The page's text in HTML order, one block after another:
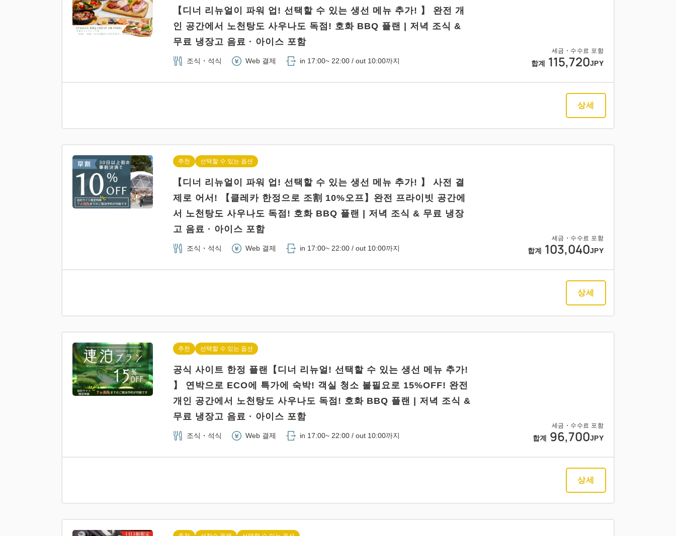
세금・수수료 포함
합계 115,720JPY
【디너 리뉴얼이 파워 업! 선택할 수 있는 생선 메뉴 추가! 】 완전 개
인 공간에서 노천탕도 사우나도 독점! 호화 BBQ 플랜 | 저녁 조식 &
무료 냉장고 음료 · 아이스 포함
조식・석식 Web 결제 in 17:00~ 22:00 / out 10:00까지
상세
세금・수수료 포함
합계 103,040JPY
추천 선택할 수 있는 옵션
【디너 리뉴얼이 파워 업! 선택할 수 있는 생선 메뉴 추가! 】 사전 결
제로 어서! 【클레카 한정으로 조割 10%오프】완전 프라이빗 공간에
서 노천탕도 사우나도 독점! 호화 BBQ 플랜 | 저녁 조식 & 무료 냉장
고 음료 · 아이스 포함
조식・석식 Web 결제 in 17:00~ 22:00 / out 10:00까지
상세
세금・수수료 포함
합계 96,700JPY
추천 선택할 수 있는 옵션
공식 사이트 한정 플랜【디너 리뉴얼! 선택할 수 있는 생선 메뉴 추가!
】 연박으로 ECO에 특가에 숙박! 객실 청소 불필요로 15%OFF! 완전
개인 공간에서 노천탕도 사우나도 독점! 호화 BBQ 플랜 | 저녁 조식 &
무료 냉장고 음료 · 아이스 포함
조식・석식 Web 결제 in 17:00~ 22:00 / out 10:00까지
상세